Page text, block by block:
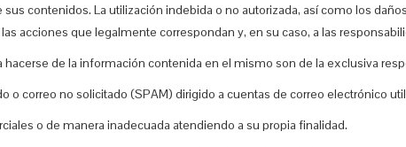
contenidos. La utilización indebida o no autorizada, así como los
acciones que legalmente correspondan y, en su caso, a las
de la información contenida en el mismo son de la exclusiva
o correo no solicitado (SPAM) dirigido a cuentas de correo electrónico
o de manera inadecuada atendiendo a su propia finalidad.